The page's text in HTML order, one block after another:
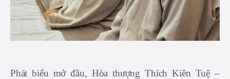
Phát biểu mở đầu, Hòa thượng Thích Kiên Tuệ –